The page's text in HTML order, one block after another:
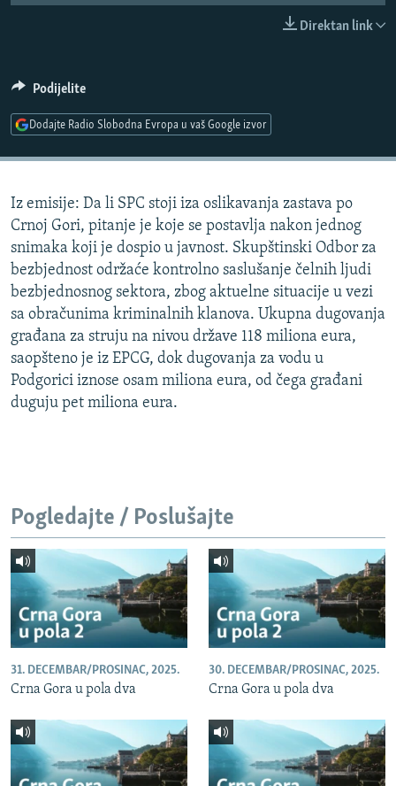
SPECIJALI RSE
VIŠE OD NASLOVA
TV LIBERTY
POST SCRIPTUM
MOJA EVROPA
TRI DECENIJE OD RATA U BIH
SVE KARTE DEJTONA
NASTANAK I RASPAD JUGOSLAVIJE
PRATITE NAS
Sve RFE/RL stranice
Direktan link
Podijelite
Dodajte Radio Slobodna Evropa u vaš Google izvor
Iz emisije: Da li SPC stoji iza oslikavanja zastava po
Crnoj Gori, pitanje je koje se postavlja nakon jednog
snimaka koji je dospio u javnost. Skupštinski Odbor za
bezbjednost održaće kontrolno saslušanje čelnih ljudi
bezbjednosnog sektora, zbog aktuelne situacije u vezi
sa obračunima kriminalnih klanova. Ukupna dugovanja
građana za struju na nivou države 118 miliona eura,
saopšteno je iz EPCG, dok dugovanja za vodu u
Podgorici iznose osam miliona eura, od čega građani
duguju pet miliona eura.
Pogledajte / Poslušajte
31. DECEMBAR/PROSINAC, 2025.
Crna Gora u pola dva
30. DECEMBAR/PROSINAC, 2025.
Crna Gora u pola dva